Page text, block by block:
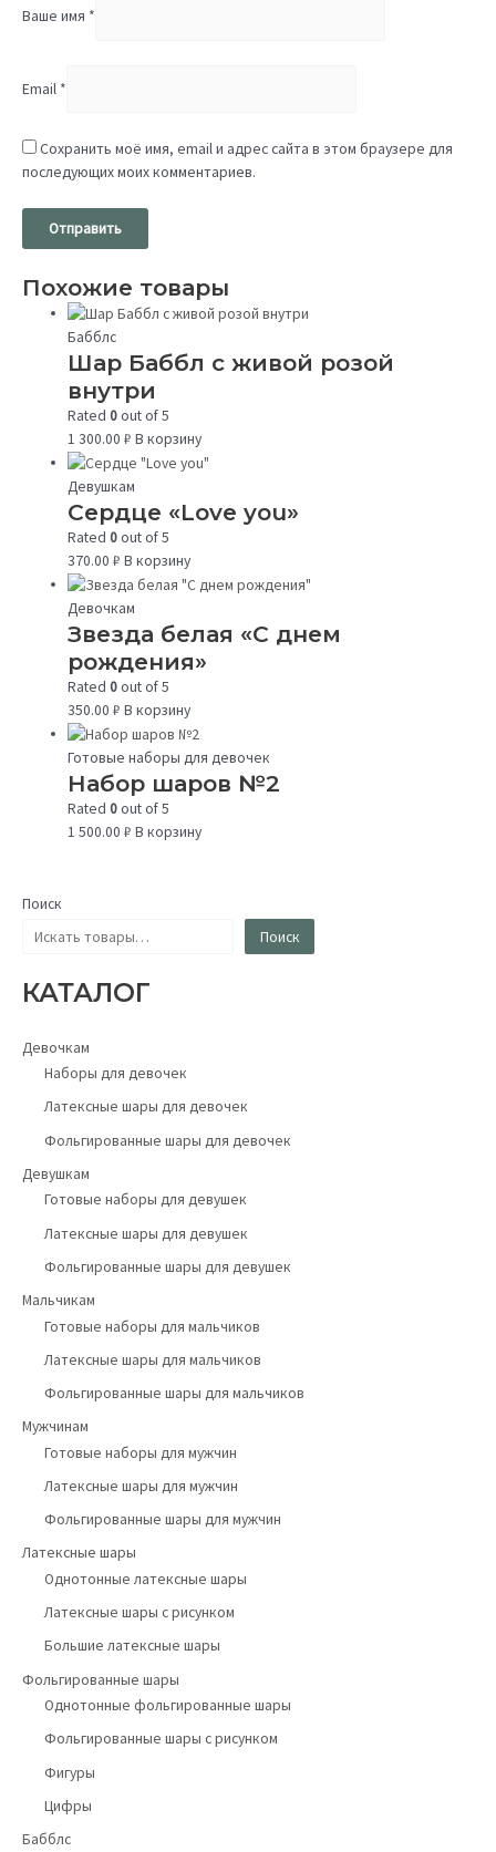
Поиск
Поиск
КАТАЛОГ
Девочкам
Наборы для девочек
Латексные шары для девочек
Фольгированные шары для девочек
Девушкам
Готовые наборы для девушек
Латексные шары для девушек
Фольгированные шары для девушек
Мальчикам
Готовые наборы для мальчиков
Латексные шары для мальчиков
Фольгированные шары для мальчиков
Мужчинам
Готовые наборы для мужчин
Латексные шары для мужчин
Фольгированные шары для мужчин
Латексные шары
Однотонные латексные шары
Латексные шары с рисунком
Большие латексные шары
Фольгированные шары
Однотонные фольгированные шары
Фольгированные шары с рисунком
Фигуры
Цифры
Бабблс
Ваше имя *
Email *
Сохранить моё имя, email и адрес сайта в этом браузере для
последующих моих комментариев.
Похожие товары
Бабблс
Шар Баббл с живой розой
внутри
Rated0out of 5
1 300.00₽ В корзину
Девушкам
Сердце «Love you»
Rated0out of 5
370.00₽ В корзину
Девочкам
Звезда белая «С днем
рождения»
Rated0out of 5
350.00₽ В корзину
Готовые наборы для девочек
Набор шаров №2
Rated0out of 5
1 500.00₽ В корзину